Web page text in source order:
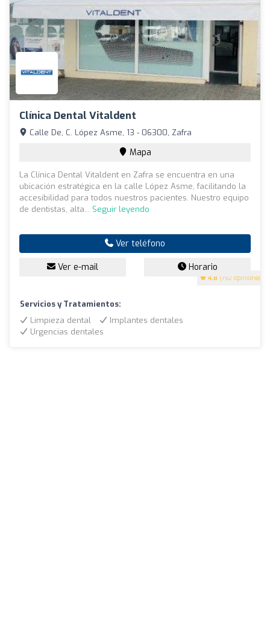
Clínica Dental Vitaldent
4.8 (192 opiniones)
Calle De, C. López Asme, 13 - 06300, Zafra
Mapa
La Clínica Dental Vitaldent en Zafra se encuentra en una
ubicación estratégica en la calle López Asme, facilitando la
accesibilidad para todos nuestros pacientes. Nuestro equipo
de dentistas, alta... Seguir leyendo
Ver teléfono
Ver e-mail Horario
Servicios y Tratamientos:
Limpieza dental
Implantes dentales
Urgencias dentales